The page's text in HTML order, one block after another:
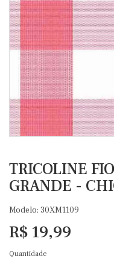
TRICOLINE
GRANDE -
Modelo: 30XM1109
R$ 19,99
Quantidade